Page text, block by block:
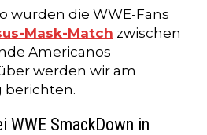
wurden die WWE-Fans
Mask-Match zwischen
Americanos
werden wir am
berichten.
WWE SmackDown in